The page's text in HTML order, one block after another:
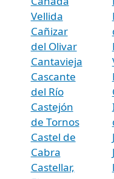
Vellida
Cañizar
del Olivar
Cantavieja
Cascante
del Río
Castejón
de Tornos
Castel de
Cabra
Castellar,